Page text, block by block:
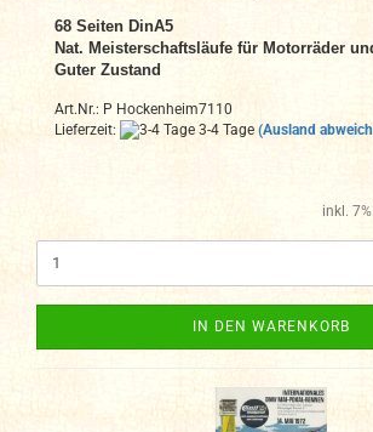
68 Seiten DinA5
Nat. Meisterschaftsläufe für Motorräder
Guter Zustand
Art.Nr.: P Hockenheim7110
Lieferzeit:
3-4 Tage (Ausland
inkl.
IN DEN WARENKORB